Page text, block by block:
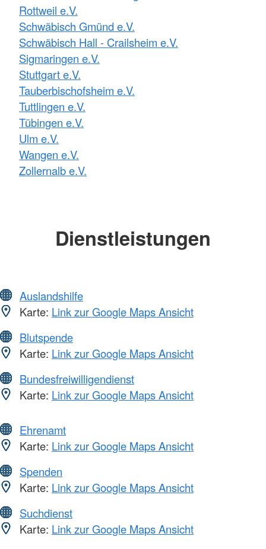
Rottweil e.V.
Schwäbisch Gmünd e.V.
Schwäbisch Hall - Crailsheim e.V.
Sigmaringen e.V.
Stuttgart e.V.
Tauberbischofsheim e.V.
Tuttlingen e.V.
Tübingen e.V.
Ulm e.V.
Wangen e.V.
Zollernalb e.V.
Dienstleistungen
Auslandshilfe
Karte: Link zur Google Maps Ansicht
Blutspende
Karte: Link zur Google Maps Ansicht
Bundesfreiwilligendienst
Karte: Link zur Google Maps Ansicht
Ehrenamt
Karte: Link zur Google Maps Ansicht
Spenden
Karte: Link zur Google Maps Ansicht
Suchdienst
Karte: Link zur Google Maps Ansicht